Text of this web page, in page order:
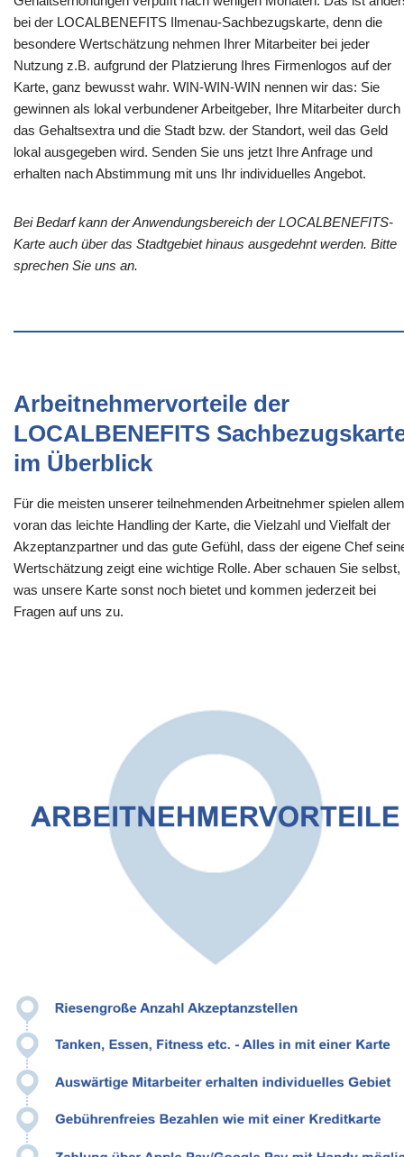
bei der LOCALBENEFITS Ilmenau-Sachbezugskarte, denn die
besondere Wertschätzung nehmen Ihrer Mitarbeiter bei jeder
Nutzung z.B. aufgrund der Platzierung Ihres Firmenlogos auf der
Karte, ganz bewusst wahr. WIN-WIN-WIN nennen wir das: Sie
gewinnen als lokal verbundener Arbeitgeber, Ihre Mitarbeiter durch
das Gehaltsextra und die Stadt bzw. der Standort, weil das Geld
lokal ausgegeben wird. Senden Sie uns jetzt Ihre Anfrage und
erhalten nach Abstimmung mit uns Ihr individuelles Angebot.
Bei Bedarf kann der Anwendungsbereich der LOCALBENEFITS-
Karte auch über das Stadtgebiet hinaus ausgedehnt werden. Bitte
sprechen Sie uns an.
Arbeitnehmervorteile der
LOCALBENEFITS
im Überblick
Für die meisten unserer teilnehmenden Arbeitnehmer spielen allem
voran das leichte Handling der Karte, die Vielzahl und Vielfalt der
Akzeptanzpartner und das gute Gefühl, dass der eigene Chef
Wertschätzung zeigt eine wichtige Rolle. Aber schauen Sie selbst,
was unsere Karte sonst noch bietet und kommen jederzeit bei
Fragen auf uns zu.